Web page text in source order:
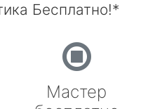
Бесплатно!*
Мастер